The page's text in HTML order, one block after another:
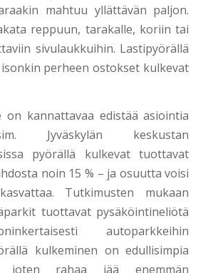
mahtuu yllättävän paljon.
reppuun, tarakalle, koriin tai
sivulaukkuihin. Lastipyörällä
perheen ostokset kulkevat
on kannattavaa edistää asiointia
Jyväskylän keskustan
pyörällä kulkevat tuottavat
noin 15 % – ja osuutta voisi
Tutkimusten mukaan
tuottavat pysäköintineliötä
autoparkkeihin
kulkeminen on edullisimpia
joten rahaa jää enemmän